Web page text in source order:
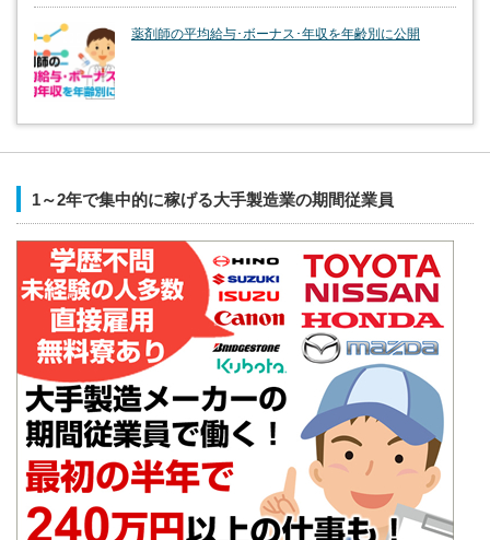
薬剤師の平均給与･ボーナス･年収を年齢別に公開
1～2年で集中的に稼げる大手製造業の期間従業員